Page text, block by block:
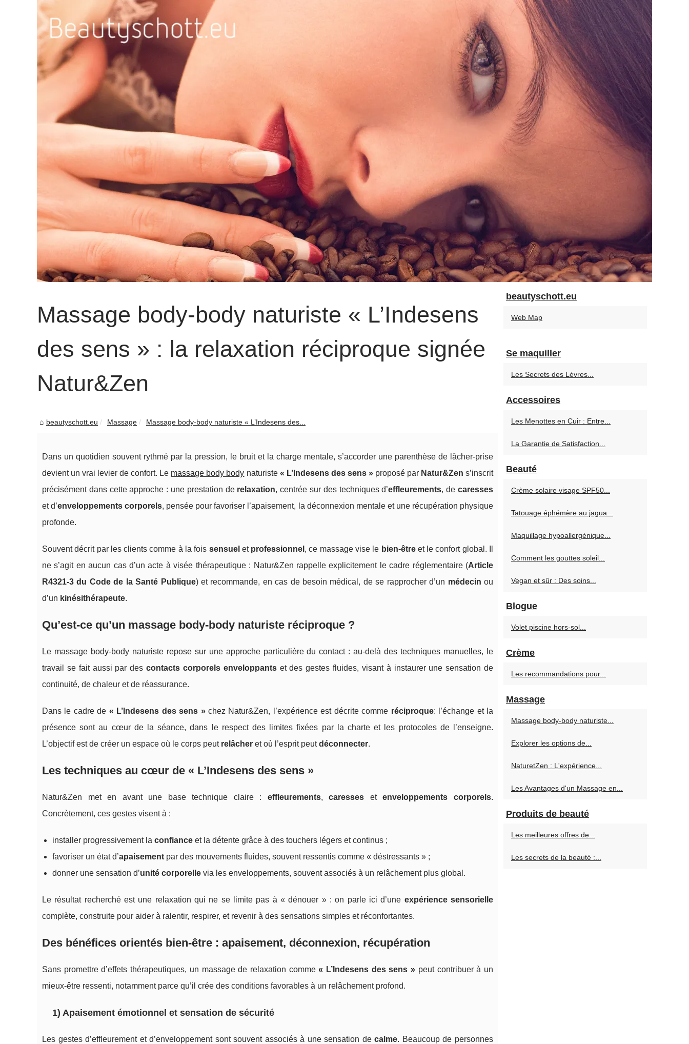
Massage body-body naturiste « L’Indesens
des sens » : la relaxation réciproque signée
Natur&Zen
beautyschott.eu Massage Massage body-body naturiste « L’Indesens des...
Dans un quotidien souvent rythmé par la pression, le bruit et la charge mentale, s’accorder une parenthèse de lâcher-prise
devient un vrai levier de confort. Le massage body body naturiste « L’Indesens des sens »proposé par Natur&Zen s’inscrit
précisément dans cette approche : une prestation de relaxation, centrée sur des techniques d’effleurements, decaresses
et d’enveloppements corporels, pensée pour favoriser l’apaisement, la déconnexion mentale et une récupération physique
profonde.
Souvent décrit par les clients comme à la fois sensuel et professionnel , ce massage vise le bien-êtreet le confort global. Il
ne s’agit en aucun cas d’un acte à visée thérapeutique : Natur&Zen rappelle explicitement le cadre réglementaire (Article
R4321-3 du Code de la Santé Publique) et recommande, en cas de besoin médical, de se rapprocher d’un médecin ou
d’un kinésithérapeute.
Qu’est-ce qu’un massage body-body naturiste réciproque ?
Le massage body-body naturiste repose sur une approche particulière du contact : au-delà des techniques manuelles, le
travail se fait aussi par des contacts corporels enveloppantset des gestes fluides, visant à instaurer une sensation de
continuité, de chaleur et de réassurance.
Dans le cadre de « L’Indesens des sens »chez Natur&Zen, l’expérience est décrite comme réciproque: l’échange et la
présence sont au cœur de la séance, dans le respect des limites fixées par la charte et les protocoles de l’enseigne.
L’objectif est de créer un espace où le corps peut relâcher et où l’esprit peutdéconnecter.
Les techniques au cœur de « L’Indesens des sens »
Natur&Zen met en avant une base technique claire : effleurements,caresses etenveloppements corporels.
Concrètement, ces gestes visent à :
installer progressivement la confiance et la détente grâce à des touchers légers et continus ;
favoriser un état d’apaisement par des mouvements fluides, souvent ressentis comme « déstressants » ;
donner une sensation d’unité corporelle via les enveloppements, souvent associés à un relâchement plus global.
Le résultat recherché est une relaxation qui ne se limite pas à « dénouer » : on parle ici d’une expérience sensorielle
complète, construite pour aider à ralentir, respirer, et revenir à des sensations simples et réconfortantes.
Des bénéfices orientés bien-être : apaisement, déconnexion, récupération
Sans promettre d’effets thérapeutiques, un massage de relaxation comme« L’Indesens des sens » peut contribuer à un
mieux-être ressenti, notamment parce qu’il crée des conditions favorables à un relâchement profond.
1) Apaisement émotionnel et sensation de sécurité
Les gestes d’effleurement et d’enveloppement sont souvent associés à une sensation decalme. Beaucoup de personnes
beautyschott.eu
Web Map
Se maquiller
Les Secrets des Lèvres...
Accessoires
Les Menottes en Cuir : Entre...
La Garantie de Satisfaction...
Beauté
Crème solaire visage SPF50...
Tatouage éphémère au jagua...
Maquillage hypoallergénique...
Comment les gouttes soleil...
Vegan et sûr : Des soins...
Blogue
Volet piscine hors-sol...
Crème
Les recommandations pour...
Massage
Massage body-body naturiste...
Explorer les options de...
NaturetZen : L'expérience...
Les Avantages d'un Massage en...
Produits de beauté
Les meilleures offres de...
Les secrets de la beauté :...